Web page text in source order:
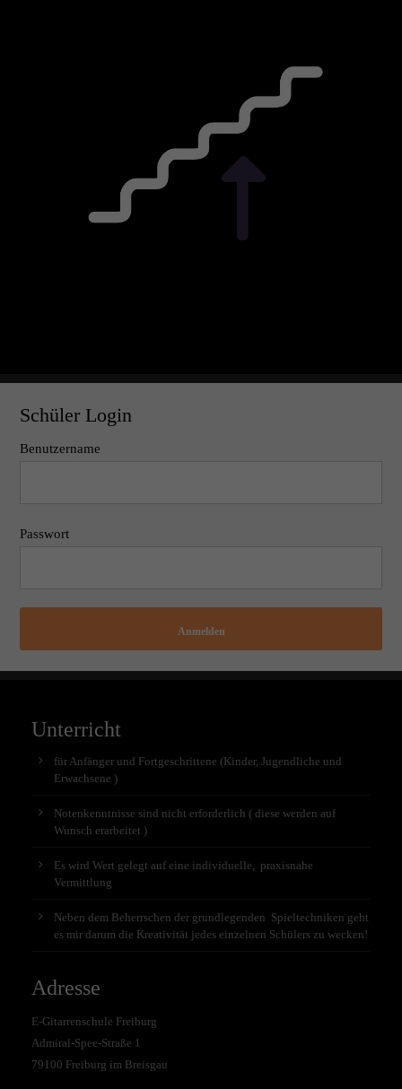
Schüler Login
Benutzername
Passwort
Anmelden
Unterricht
für Anfänger und Fortgeschrittene (Kinder, Jugendliche und
Erwachsene )
Notenkenntnisse sind nicht erforderlich ( diese werden auf
Wunsch erarbeitet )
Es wird Wert gelegt auf eine individuelle, praxisnahe
Vermittlung
Neben dem Beherrschen der grundlegenden Spieltechniken geht
es mir darum die Kreativität jedes einzelnen Schülers zu wecken!
Adresse
E-Gitarrenschule Freiburg
Admiral-Spee-Straße 1
79100 Freiburg im Breisgau